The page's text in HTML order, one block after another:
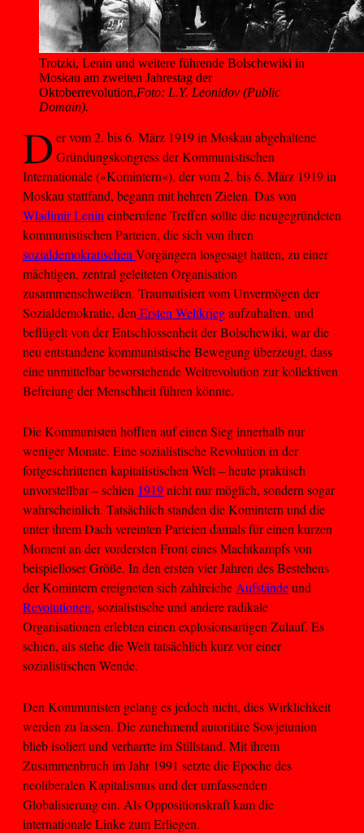
Trotzki, Lenin und weitere führende Bolschewiki in
Moskau am zweiten Jahrestag der
Oktoberrevolution,Foto: L.Y. Leonidov (Public
Domain).
Der vom 2. bis 6. März 1919 in Moskau abgehaltene
Gründungskongress der Kommunistischen
Internationale (»Komintern«), der vom 2. bis 6. März 1919 in
Moskau stattfand, begann mit hehren Zielen. Das von
Wladimir Lenin einberufene Treffen sollte die neugegründeten
kommunistischen Parteien, die sich von ihren
sozialdemokratischen Vorgängern losgesagt hatten, zu einer
mächtigen, zentral geleiteten Organisation
zusammenschweißen. Traumatisiert vom Unvermögen der
Sozialdemokratie, den Ersten Weltkriegaufzuhalten, und
beflügelt von der Entschlossenheit der Bolschewiki, war die
neu entstandene kommunistische Bewegung überzeugt, dass
eine unmittelbar bevorstehende Weltrevolution zur kollektiven
Befreiung der Menschheit führen könnte.
Die Kommunisten hofften auf einen Sieg innerhalb nur
weniger Monate. Eine sozialistische Revolution in der
fortgeschrittenen kapitalistischen Welt – heute praktisch
unvorstellbar – schien 1919nicht nur möglich, sondern sogar
wahrscheinlich. Tatsächlich standen die Komintern und die
unter ihrem Dach vereinten Parteien damals für einen kurzen
Moment an der vordersten Front eines Machtkampfs von
beispielloser Größe. In den ersten vier Jahren des Bestehens
der Komintern ereigneten sich zahlreiche Aufständeund
Revolutionen, sozialistische und andere radikale
Organisationen erlebten einen explosionsartigen Zulauf. Es
schien, als stehe die Welt tatsächlich kurz vor einer
sozialistischen Wende.
Den Kommunisten gelang es jedoch nicht, dies Wirklichkeit
werden zu lassen. Die zunehmend autoritäre Sowjetunion
blieb isoliert und verharrte im Stillstand. Mit ihrem
Zusammenbruch im Jahr 1991 setzte die Epoche des
neoliberalen Kapitalismus und der umfassenden
Globalisierung ein. Als Oppositionskraft kam die
internationale Linke zum Erliegen.